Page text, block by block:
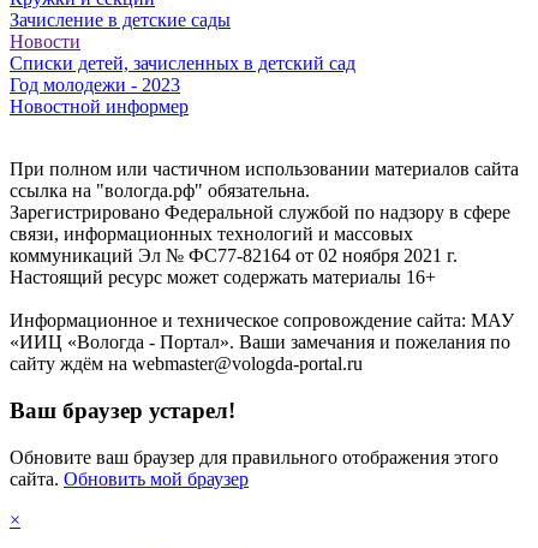
Зачисление в детские сады
Новости
Списки детей, зачисленных в детский сад
Год молодежи - 2023
Новостной информер
При полном или частичном использовании материалов сайта
ссылка на "вологда.рф" обязательна.
Зарегистрировано Федеральной службой по надзору в сфере
связи, информационных технологий и массовых
коммуникаций Эл № ФС77-82164 от 02 ноября 2021 г.
Настоящий ресурс может содержать материалы 16+
Информационное и техническое сопровождение сайта: МАУ
«ИИЦ «Вологда - Портал». Ваши замечания и пожелания по
сайту ждём на webmaster@vologda-portal.ru
Ваш браузер устарел!
Обновите ваш браузер для правильного отображения этого
сайта. Обновить мой браузер
×